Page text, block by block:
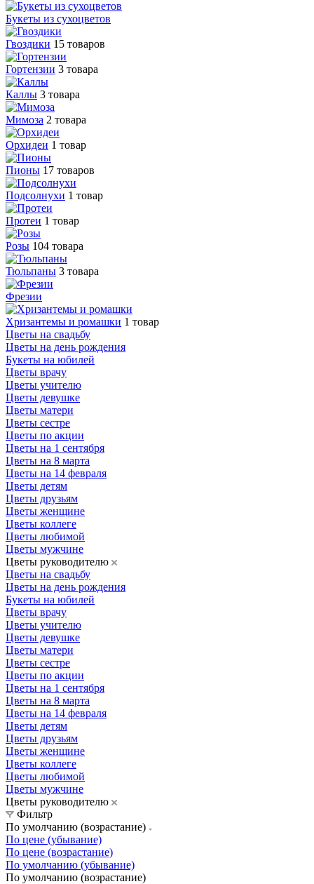
Букеты из сухоцветов
Гвоздики 15 товаров
Гортензии 3 товара
Каллы 3 товара
Мимоза 2 товара
Орхидеи 1 товар
Пионы 17 товаров
Подсолнухи 1 товар
Протеи 1 товар
Розы 104 товара
Тюльпаны 3 товара
Фрезии
Хризантемы и ромашки 1 товар
Цветы на свадьбу
Цветы на день рождения
Букеты на юбилей
Цветы врачу
Цветы учителю
Цветы девушке
Цветы матери
Цветы сестре
Цветы по акции
Цветы на 1 сентября
Цветы на 8 марта
Цветы на 14 февраля
Цветы детям
Цветы друзьям
Цветы женщине
Цветы коллеге
Цветы любимой
Цветы мужчине
Цветы руководителю
Цветы на свадьбу
Цветы на день рождения
Букеты на юбилей
Цветы врачу
Цветы учителю
Цветы девушке
Цветы матери
Цветы сестре
Цветы по акции
Цветы на 1 сентября
Цветы на 8 марта
Цветы на 14 февраля
Цветы детям
Цветы друзьям
Цветы женщине
Цветы коллеге
Цветы любимой
Цветы мужчине
Цветы руководителю
Фильтр
По умолчанию (возрастание)
По цене (убывание)
По цене (возрастание)
По умолчанию (убывание)
По умолчанию (возрастание)